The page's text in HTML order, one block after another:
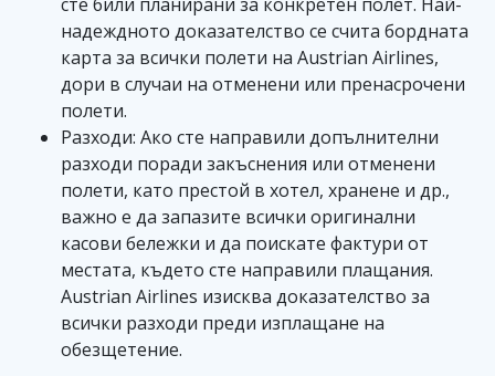
надеждното доказателство се счита бордната
карта за всички полети на Austrian Airlines,
дори в случаи на отменени или пренасрочени
полети.
Разходи: Ако сте направили допълнителни
разходи поради закъснения или отменени
полети, като престой в хотел, хранене и др.,
важно е да запазите всички оригинални
касови бележки и да поискате фактури от
местата, където сте направили плащания.
Austrian Airlines изисква доказателство за
всички разходи преди изплащане на
обезщетение.